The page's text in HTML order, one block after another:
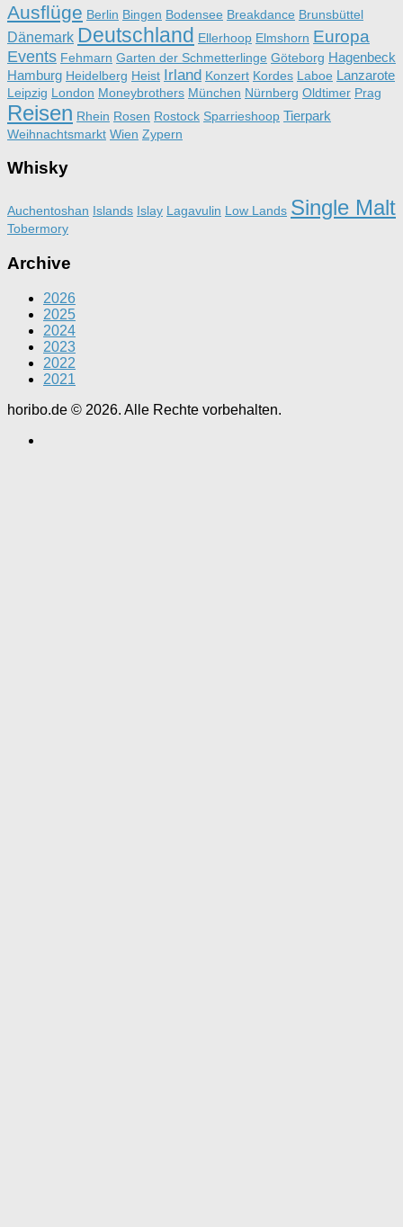
Ausflüge Berlin Bingen Bodensee Breakdance Brunsbüttel
Dänemark Deutschland Ellerhoop Elmshorn Europa
Events Fehmarn Garten der Schmetterlinge Göteborg Hagenbeck
Hamburg Heidelberg Heist Irland Konzert Kordes Laboe Lanzarote
Leipzig London Moneybrothers München Nürnberg Oldtimer Prag
Reisen Rhein Rosen Rostock Sparrieshoop Tierpark
Weihnachtsmarkt Wien Zypern
Whisky
Auchentoshan Islands Islay Lagavulin Low Lands Single Malt
Tobermory
Archive
2026
2025
2024
2023
2022
2021
horibo.de © 2026. Alle Rechte vorbehalten.